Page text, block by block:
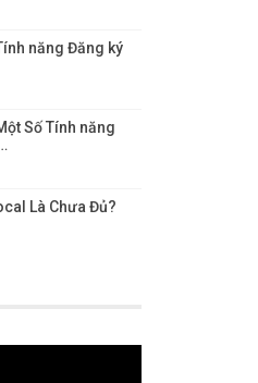
năng Đăng ký
Số Tính năng
Là Chưa Đủ?